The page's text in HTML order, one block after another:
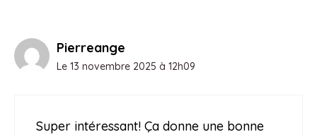
Pierreange
Le 13 novembre 2025 à 12h09
Super intéressant! Ça donne une bonne